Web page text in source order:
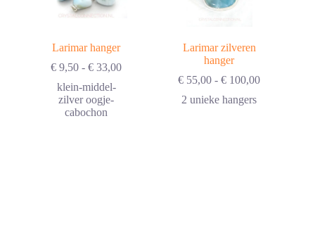
Larimar hanger
€ 9,50 - € 33,00Prijsklasse:
klein-middel-
zilver oogje-
cabochon
Larimar zilveren
hanger
€ 55,00 - € 100,00Prijsklasse:
2 unieke hangers